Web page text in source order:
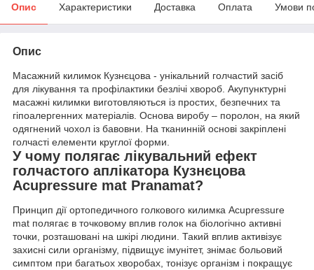
Опис Характеристики Доставка Оплата Умови
Опис
Масажний килимок Кузнєцова - унікальний голчастий засіб
для лікування та профілактики безлічі хвороб. Акупунктурні
масажні килимки виготовляються із простих, безпечних та
гіпоалергенних матеріалів. Основа виробу – поролон, на який
одягнений чохол із бавовни. На тканинній основі закріплені
голчасті елементи круглої форми.
У чому полягає лікувальний ефект
голчастого аплікатора Кузнєцова
Acupressure mat Pranamat?
Принцип дії ортопедичного голкового килимка Acupressure
mat полягає в точковому вплив голок на біологічно активні
точки, розташовані на шкірі людини. Такий вплив активізує
захисні сили організму, підвищує імунітет, знімає больовий
симптом при багатьох хворобах, тонізує організм і покращує